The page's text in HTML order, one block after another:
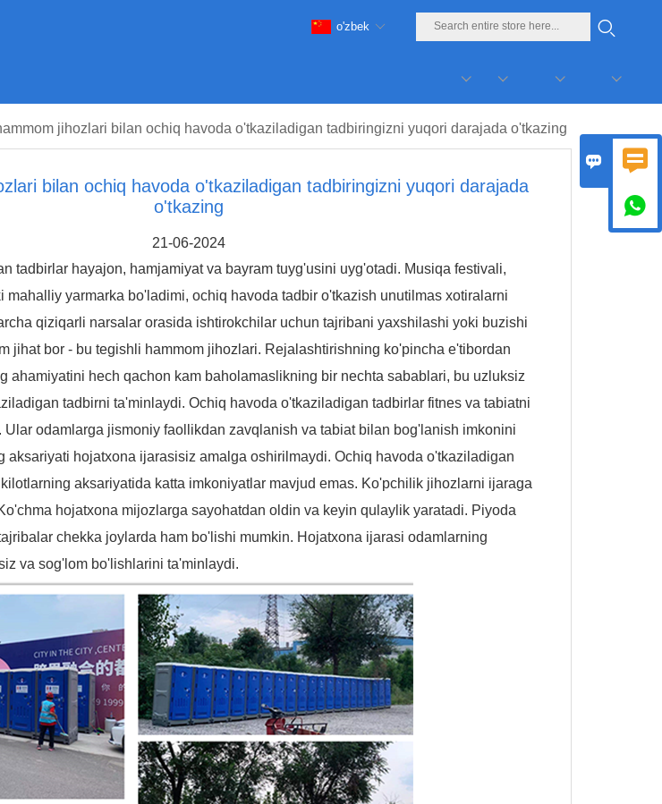
o'zbek
jihozlari bilan ochiq havoda o'tkaziladigan tadbiringizni yuqori darajada o'tkazing
bilan ochiq havoda o'tkaziladigan tadbiringizni yuqori darajada
o'tkazing
21-06-2024
tadbirlar hayajon, hamjamiyat va bayram tuyg'usini uyg'otadi. Musiqa festivali,
mahalliy yarmarka bo'ladimi, ochiq havoda tadbir o'tkazish unutilmas xotiralarni
qiziqarli narsalar orasida ishtirokchilar uchun tajribani yaxshilashi yoki buzishi
jihat bor - bu tegishli hammom jihozlari. Rejalashtirishning ko'pincha e'tibordan
ahamiyatini hech qachon kam baholamaslikning bir nechta sabablari, bu uzluksiz
tadbirni ta'minlaydi. Ochiq havoda o'tkaziladigan tadbirlar fitnes va tabiatni
Ular odamlarga jismoniy faollikdan zavqlanish va tabiat bilan bog'lanish imkonini
aksariyati hojatxona ijarasisiz amalga oshirilmaydi. Ochiq havoda o'tkaziladigan
aksariyatida katta imkoniyatlar mavjud emas. Ko'pchilik jihozlarni ijaraga
hojatxona mijozlarga sayohatdan oldin va keyin qulaylik yaratadi. Piyoda
chekka joylarda ham bo'lishi mumkin. Hojatxona ijarasi odamlarning
va sog'lom bo'lishlarini ta'minlaydi.
 
